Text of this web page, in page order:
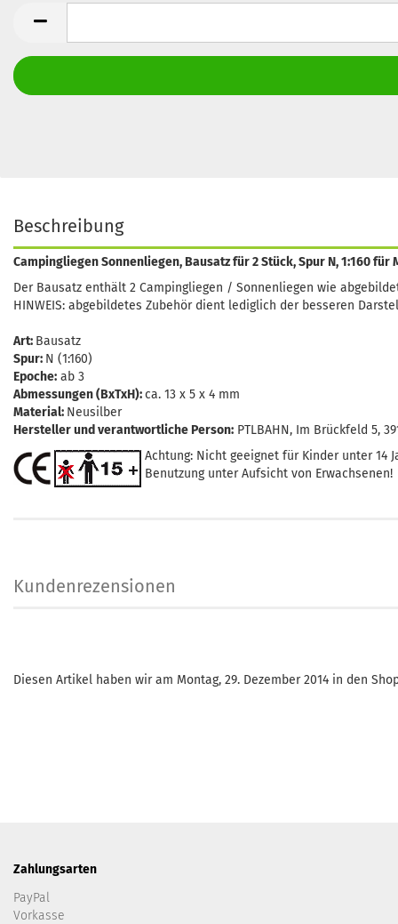
Beschreibung
Campingliegen Sonnenliegen, Bausatz für 2 Stück, Spur N, 1:160
Der Bausatz enthält 2 Campingliegen / Sonnenliegen wie
HINWEIS: abgebildetes Zubehör dient lediglich der besseren
Art: Bausatz
Spur: N (1:160)
Epoche: ab 3
Abmessungen (BxTxH):ca. 13 x 5 x 4 mm
Material: Neusilber
Hersteller und verantwortliche Person: PTLBAHN, Im Brückfeld 5,
Achtung: Nicht geeignet für Kinder unter 14
Benutzung unter Aufsicht von Erwachsenen!
Kundenrezensionen
Diesen Artikel haben wir am Montag, 29. Dezember 2014 in den
Zahlungsarten
PayPal
Vorkasse